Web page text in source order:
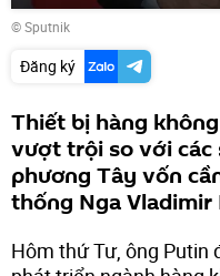
© Sputnik
Đăng ký
Thiết bị hàng
vượt trội so với các
phương Tây vốn
thống Nga Vladimir
Hôm thứ Tư, ông Putin